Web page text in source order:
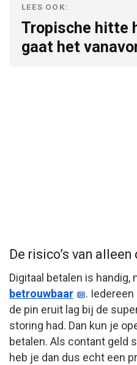
LEES OOK:
Tropische hitte
gaat het
De risico’s van
Digitaal betalen is handig,
betrouwbaar
.
de pin eruit lag bij de
storing had. Dan kun je
betalen. Als contant geld
heb je dan dus echt een